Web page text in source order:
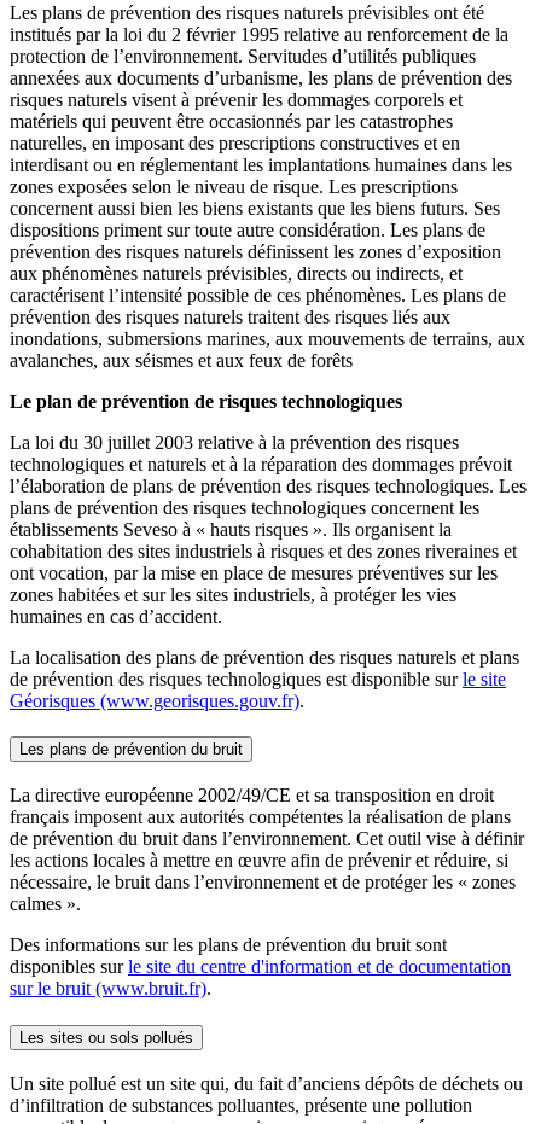
Les plans de prévention des risques naturels prévisibles ont été
institués par la loi du 2 février 1995 relative au renforcement de la
protection de l’environnement. Servitudes d’utilités publiques
annexées aux documents d’urbanisme, les plans de prévention des
risques naturels visent à prévenir les dommages corporels et
matériels qui peuvent être occasionnés par les catastrophes
naturelles, en imposant des prescriptions constructives et en
interdisant ou en réglementant les implantations humaines dans les
zones exposées selon le niveau de risque. Les prescriptions
concernent aussi bien les biens existants que les biens futurs. Ses
dispositions priment sur toute autre considération. Les plans de
prévention des risques naturels définissent les zones d’exposition
aux phénomènes naturels prévisibles, directs ou indirects, et
caractérisent l’intensité possible de ces phénomènes. Les plans de
prévention des risques naturels traitent des risques liés aux
inondations, submersions marines, aux mouvements de terrains, aux
avalanches, aux séismes et aux feux de forêts
Le plan de prévention de risques technologiques
La loi du 30 juillet 2003 relative à la prévention des risques
technologiques et naturels et à la réparation des dommages prévoit
l’élaboration de plans de prévention des risques technologiques. Les
plans de prévention des risques technologiques concernent les
établissements Seveso à « hauts risques ». Ils organisent la
cohabitation des sites industriels à risques et des zones riveraines et
ont vocation, par la mise en place de mesures préventives sur les
zones habitées et sur les sites industriels, à protéger les vies
humaines en cas d’accident.
La localisation des plans de prévention des risques naturels et plans
de prévention des risques technologiques est disponible surle site
Géorisques (www.georisques.gouv.fr).
Les plans de prévention du bruit
La directive européenne 2002/49/CE et sa transposition en droit
français imposent aux autorités compétentes la réalisation de plans
de prévention du bruit dans l’environnement. Cet outil vise à définir
les actions locales à mettre en œuvre afin de prévenir et réduire, si
nécessaire, le bruit dans l’environnement et de protéger les « zones
calmes ».
Des informations sur les plans de prévention du bruit sont
disponibles surle site du centre d'information et de documentation
sur le bruit (www.bruit.fr).
Les sites ou sols pollués
Un site pollué est un site qui, du fait d’anciens dépôts de déchets ou
d’infiltration de substances polluantes, présente une pollution